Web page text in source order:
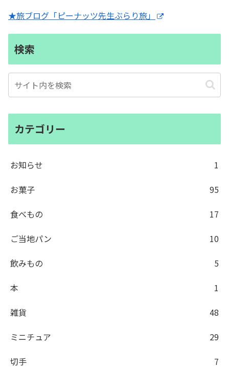
★旅ブログ「ピーナッツ先生ぶらり旅」
検索
カテゴリー
お知らせ
1
お菓子
95
食べもの
17
ご当地パン
10
飲みもの
5
本
1
雑貨
48
ミニチュア
29
切手
7